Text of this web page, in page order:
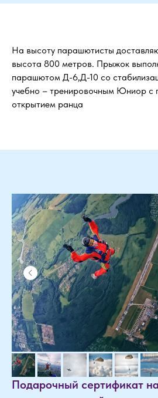
На высоту парашютисты
высота 800 метров. Прыжок
парашютом Д-6,Д-10 со
учебно – тренировочным Юниор с
открытием ранца
Подарочный сертификат на